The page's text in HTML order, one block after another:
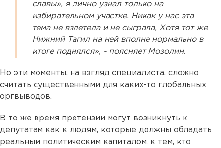
славы», я лично узнал только на
избирательном участке. Никак у нас эта
тема не взлетела и не сыграла, Хотя тот же
Нижний Тагил на ней вполне нормально в
итоге поднялся», - поясняет Мозолин.
Но эти моменты, на взгляд специалиста, сложно
считать существенными для каких-то глобальных
оргвыводов.
В то же время претензии могут возникнуть к
депутатам как к людям, которые должны обладать
реальным политическим капиталом, к тем, кто